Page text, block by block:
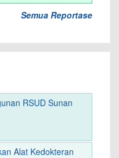
Semua Reportase
RSUD Sunan
Alat Kedokteran